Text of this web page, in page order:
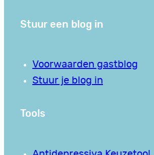
Stuur een blog in
Voorwaarden gastblog
Stuur je blog in
Tools